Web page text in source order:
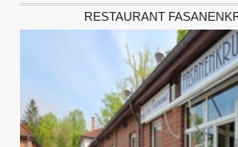
RESTAURANT